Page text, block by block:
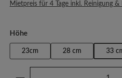
Mietpreis für 4 Tage inkl. Reinigung
Höheauswählen
23cm 28 cm 33
Produkt Anzahl: Gib den